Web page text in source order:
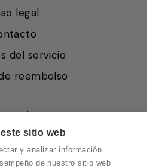
sitio web
y analizar información
de nuestro sitio web
legal
del servicio
reembolso
de Venta
somos
de Cookies